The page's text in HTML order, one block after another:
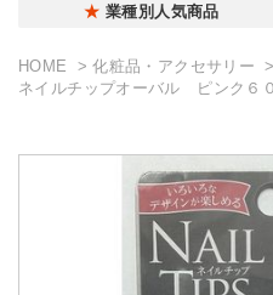
業種別人気商品
HOME 化粧品・アクセサリー
ネイルチップオーバル ピンク６